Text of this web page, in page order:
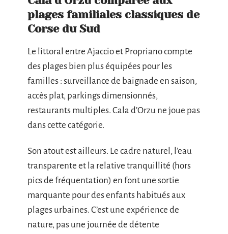
plages familiales classiques de
Corse du Sud
Le littoral entre Ajaccio et Propriano compte
des plages bien plus équipées pour les
familles : surveillance de baignade en saison,
accès plat, parkings dimensionnés,
restaurants multiples. Cala d’Orzu ne joue pas
dans cette catégorie.
Son atout est ailleurs. Le cadre naturel, l’eau
transparente et la relative tranquillité (hors
pics de fréquentation) en font une sortie
marquante pour des enfants habitués aux
plages urbaines. C’est une expérience de
nature, pas une journée de détente